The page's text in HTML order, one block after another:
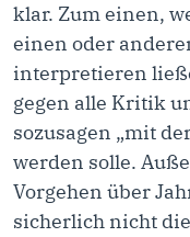
klar. Zum einen,
einen oder
interpretieren
gegen alle Kritik
sozusagen „mit
werden solle.
Vorgehen über
sicherlich nicht